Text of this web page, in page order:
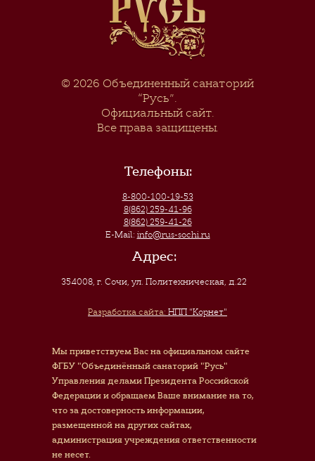
© 2026 Объединенный санаторий
“Русь”.
Официальный сайт.
Все права защищены.
Телефоны:
8-800-100-19-53
8(862) 259-41-96
8(862) 259-41-26
E-Mail: info@rus-sochi.ru
Адрес:
354008, г. Сочи,ул. Политехническая, д.22
Разработка сайта: НПП "Корнет"
Мы приветствуем Вас на официальном сайте
ФГБУ "Объединённый санаторий "Русь"
Управления делами Президента Российской
Федерации и обращаем Ваше внимание на то,
что за достоверность информации,
размещенной на других сайтах,
администрация учреждения ответственности
не несет.